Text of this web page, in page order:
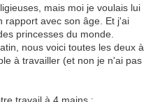
mais moi je voulais lui
rapport avec son âge. Et j'ai
princesses du monde.
nous voici toutes les deux à
à travailler (et non je n'ai pas